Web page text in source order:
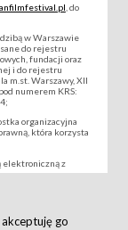
, do
w Warszawie
do rejestru
fundacji oraz
i do rejestru
m.st. Warszawy, XII
numerem KRS:
organizacyjna
która korzysta
elektroniczną z
go